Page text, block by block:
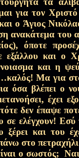
27
Νύμφη
26
26
25
για τον
ο Άγιος
ανακάτεμα του
όποτε
εξάλλου και ο
και η
Μα για
όσα βλέπει ο
έχει
δεν έπαψε
σε ελέγχουν!
ξέρει και του
στο
ο σωστός;